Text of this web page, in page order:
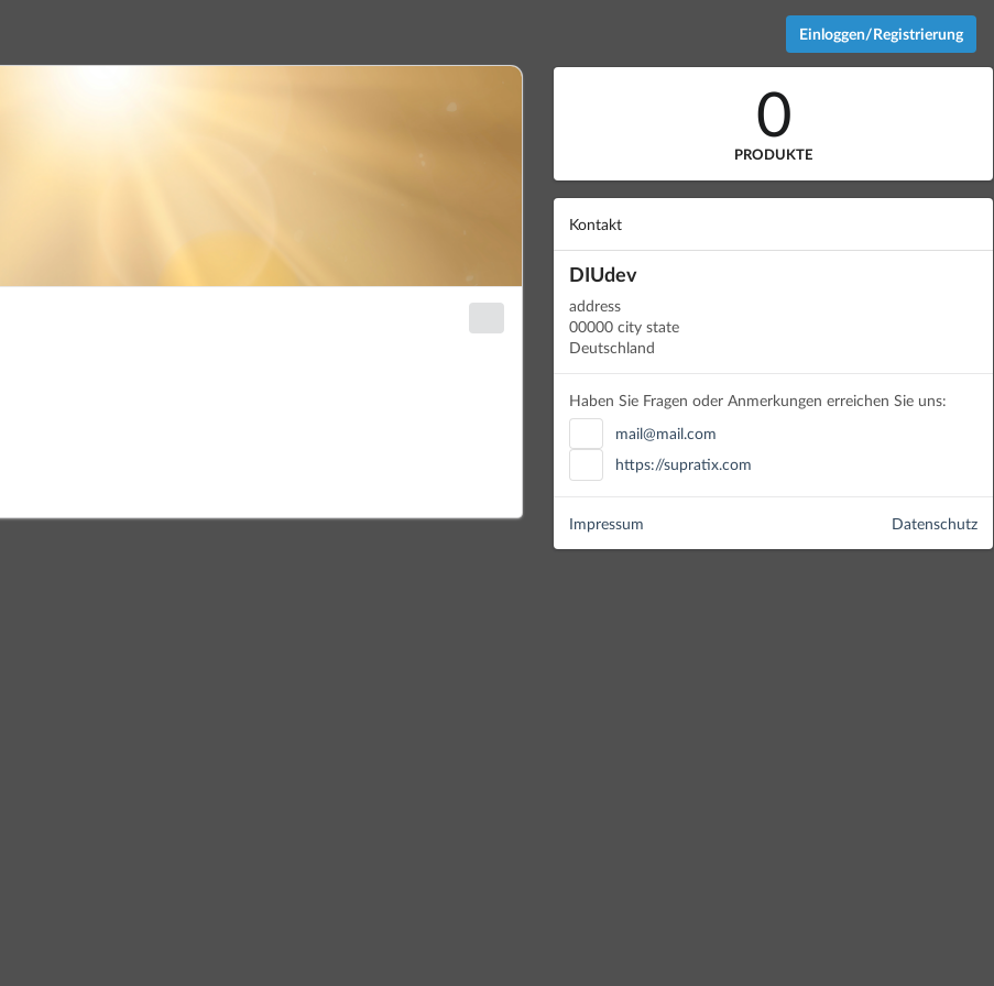
Einloggen/Registrierung
0
PRODUKTE
Kontakt
DIUdev
address
00000 city state
Deutschland
Haben Sie Fragen oder Anmerkungen erreichen Sie uns:
mail@mail.com
https://supratix.com
Datenschutz
Impressum